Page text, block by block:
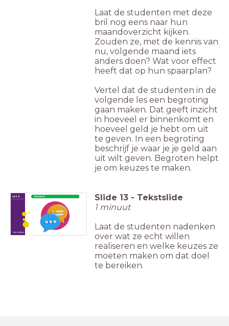
Laat de studenten met deze
bril nog eens naar hun
maandoverzicht kijken.
Zouden ze, met de kennis van
nu, volgende maand iets
anders doen? Wat voor effect
heeft dat op hun spaarplan?
Vertel dat de studenten in de
volgende les een begroting
gaan maken. Dat geeft inzicht
in hoeveel er binnenkomt en
hoeveel geld je hebt om uit
te geven. In een begroting
beschrijf je waar je je geld aan
uit wilt geven. Begroten helpt
je om keuzes te maken.
Succes!
First things first
Les 2 Slide 13 - Tekstslide
1 minuut
Laat de studenten nadenken
over wat ze echt willen
realiseren en welke keuzes ze
moeten maken om dat doel
te bereiken.